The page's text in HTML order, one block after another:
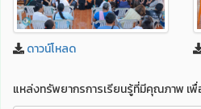
ดาวน์โหลด
แหล่งทรัพยากรการเรียนรู้ที่มีคุณภาพ